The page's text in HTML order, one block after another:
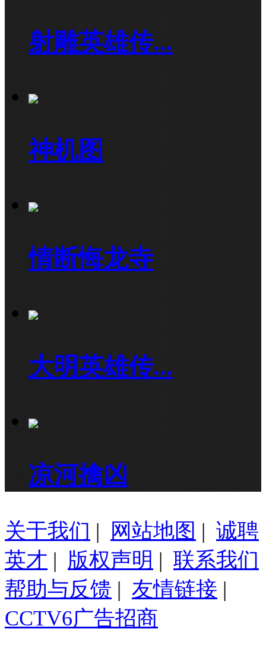
射雕英雄传...
神机图
情断悔龙寺
大明英雄传...
凉河擒凶
关于我们 | 网站地图 | 诚聘
英才 | 版权声明 | 联系我们
帮助与反馈 | 友情链接 |
CCTV6广告招商